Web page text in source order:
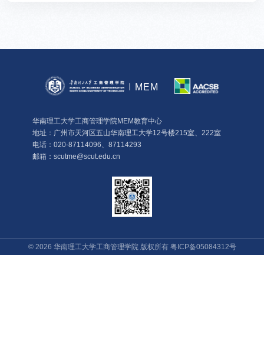
MEM
华南理工大学工商管理学院MEM教育中心
地址：广州市天河区五山华南理工大学12号楼215室、222室
电话：020-87114096、87114293
邮箱：scutme@scut.edu.cn
© 2026 华南理工大学工商管理学院 版权所有 粤ICP备05084312号